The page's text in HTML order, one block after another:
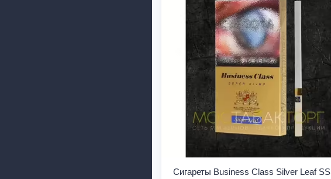
Сигареты Business Class Silver Leaf SS